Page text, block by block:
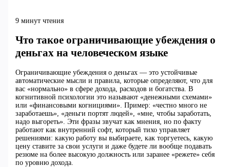
9 минут чтения
Что такое ограничивающие убеждения о
деньгах на человеческом языке
Ограничивающие убеждения о деньгах — это устойчивые
автоматические мысли и правила, которые определяют, что для
вас «нормально» в сфере дохода, расходов и богатства. В
когнитивной психологии это называют «денежными схемами»
или «финансовыми когнициями». Пример: «честно много не
заработаешь», «деньги портят людей», «мне, чтобы заработать,
надо выгореть». Эти фразы звучат как мнения, но по факту
работают как внутренний софт, который тихо управляет
решениями: какую работу вы выбираете, как торгуетесь, какую
цену ставите за свои услуги и даже будете ли вообще подавать
резюме на более высокую должность или заранее «режете» себя
по уровню дохода.